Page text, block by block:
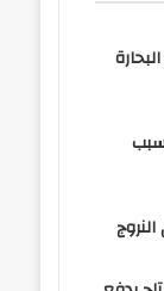
البحارة